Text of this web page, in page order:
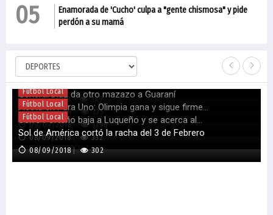
05
Enamorada de 'Cucho' culpa a "gente chismosa" y pide
perdón a su mamá
Olimpia gana todos los clásicos
Fútbol Local
Gustavo Florentín, de la República a la...
10/09/2018 349
Fútbol Local
General Díaz da otro mazazo a Guaraní
09/09/2018 325
Fútbol Local
Fiesta en Para Uno: Olimpia gana y sigue firme...
09/09/2018 1396
Fútbol Local
Cerro Porteño baja a Luqueño y se acerca al...
08/09/2018 332
Fútbol Local
Sol de América cortó la racha del 3 de Febrero
08/09/2018 302